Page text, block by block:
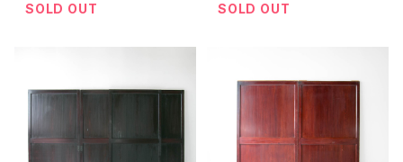
SOLD OUT
SOLD OUT